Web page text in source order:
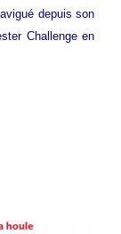
depuis son
Challenge en